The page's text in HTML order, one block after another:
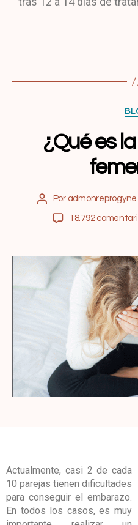
¿Qué es
Por admonreprogyne
18.792
Actualmente, casi 2 de cada
10 parejas tienen dificultades
para conseguir el embarazo.
En todos los casos, es muy